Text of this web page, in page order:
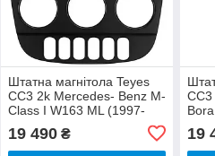
Штатна магнітола Teyes
CC3 2k Mercedes- Benz M-
Class I W163 ML (1997-
2005) CC3 2k 4GB+64GB,
Чорний
19 490₴ 19